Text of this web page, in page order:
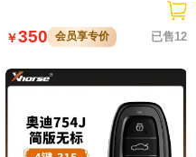
￥350 会员享专价 已售12